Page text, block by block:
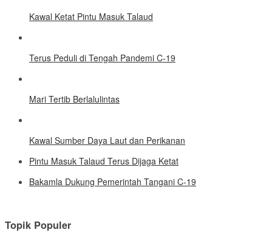
Kawal Ketat Pintu Masuk Talaud
Terus Peduli di Tengah Pandemi C-19
Mari Tertib Berlalulintas
Kawal Sumber Daya Laut dan Perikanan
Pintu Masuk Talaud Terus Dijaga Ketat
Bakamla Dukung Pemerintah Tangani C-19
Topik Populer